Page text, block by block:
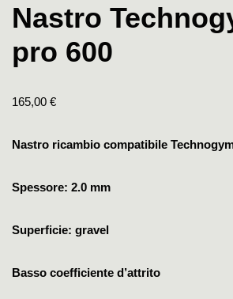
Nastro
pro 600
165,00 €
Nastro ricambio compatibile
Spessore: 2.0 mm
Superficie: gravel
Basso coefficiente d’attrito